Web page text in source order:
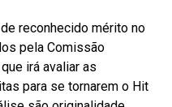
reconhecido mérito no
pela Comissão
irá avaliar as
para se tornarem o Hit